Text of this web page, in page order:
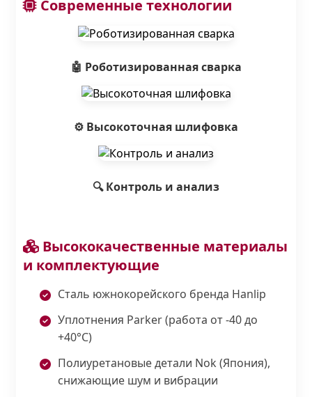
Современные технологии
🤖 Роботизированная сварка
⚙️ Высокоточная шлифовка
🔍 Контроль и анализ
Высококачественные материалы
и комплектующие
Сталь южнокорейского бренда Hanlip
Уплотнения Parker (работа от -40 до
+40°С)
Полиуретановые детали Nok (Япония),
снижающие шум и вибрации